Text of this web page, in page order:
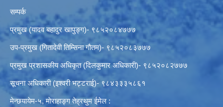
सम्पर्क
प्रमुख (यादव बहादुर खापुङ्ग)- ९८५२०८४७७७
उप-प्रमुख (गितादेवी तिम्सिना गाैतम)- ९८५२०८३७७७
प्रमुख प्रशासकीय अधिकृत (दिलकुमार अधिकारी)- ९८५२०८२७७७
सूचना अधिकारी (इश्वरी भट्टराई)- ९८४३३३५८६१
मेन्छयायेम-५, माेराहाङ्ग तेह्रथुम ईमेल :